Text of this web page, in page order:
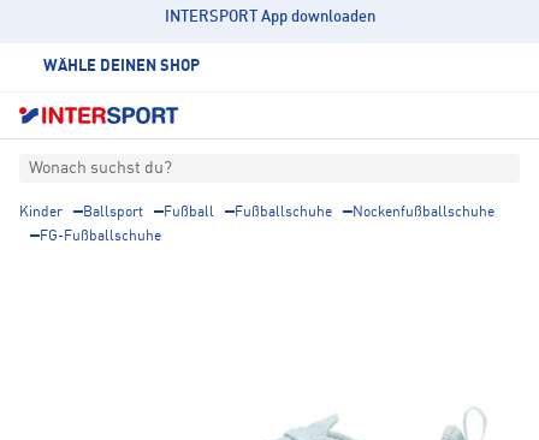
INTERSPORT App downloaden
WÄHLE DEINEN SHOP
Wonach suchst du?
Kinder Ballsport Fußball Fußballschuhe
Nockenfußballschuhe
FG-Fußballschuhe